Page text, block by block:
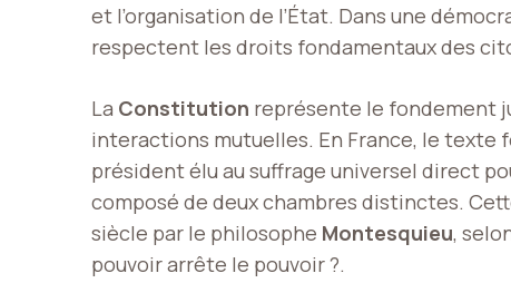
et l’organisation de l’État. Dans une
respectent les droits fondamentaux des
La Constitution représente le fondement
interactions mutuelles. En France, le texte
président élu au suffrage universel direct
composé de deux chambres distinctes.
siècle par le philosophe Montesquieu,
pouvoir arrête le pouvoir ?.